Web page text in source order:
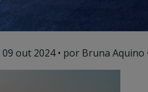
09 out 2024• por Bruna Aquino